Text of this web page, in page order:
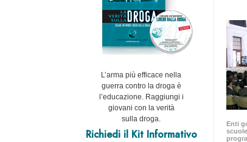
Enti
L’arma più efficace nella
guerra contro la droga è
l’educazione. Raggiungi i
giovani con la verità
sulla droga.
Richiedi il Kit Informativo